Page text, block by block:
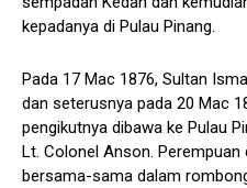
kepadanya di Pulau Pinang.
Pada 17 Mac 1876, Sultan
dan seterusnya pada 20 Mac
pengikutnya dibawa ke Pulau
Lt. Colonel Anson. Perempuan
bersama-sama dalam